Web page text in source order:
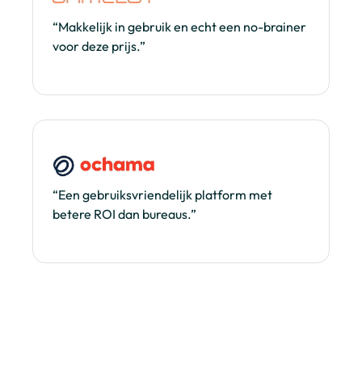
“Makkelijk in gebruik en echt een no-brainer
voor deze prijs.”
“Een gebruiksvriendelijk platform met
betere ROI dan bureaus.”